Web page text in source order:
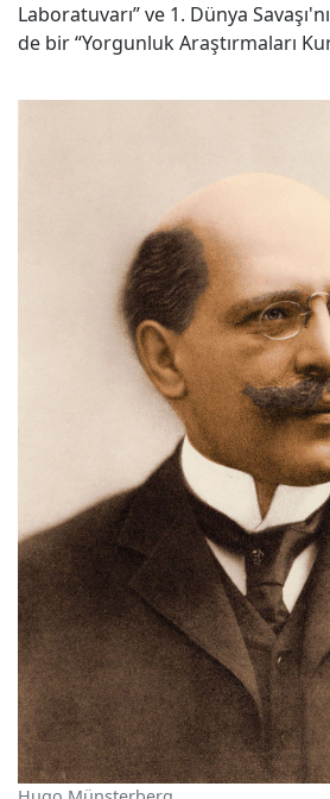
Laboratuvarı” ve 1. Dünya
de bir “Yorgunluk Araştırmaları